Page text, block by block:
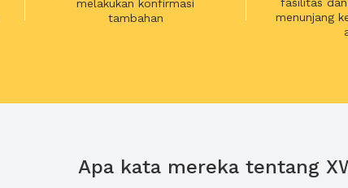
melakukan konfirmasi
tambahan
menunjang
Apa kata mereka tentang